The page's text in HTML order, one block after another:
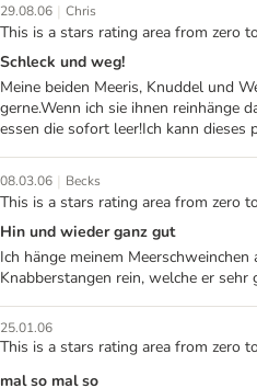
29.08.06 | Chris
This is a stars rating area from zero
Schleck und weg!
Meine beiden Meeris, Knuddel und
gerne.Wenn ich sie ihnen reinhänge
essen die sofort leer!Ich kann dieses
08.03.06 | Becks
This is a stars rating area from zero
Hin und wieder ganz gut
Ich hänge meinem Meerschweinchen
Knabberstangen rein, welche er sehr
25.01.06
This is a stars rating area from zero
mal so mal so